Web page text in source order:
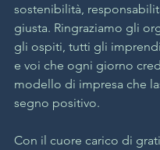
sostenibilità,
giusta. Ringraziamo gli
gli ospiti, tutti gli
e voi che ogni giorno
modello di impresa che
segno positivo.
Con il cuore carico di